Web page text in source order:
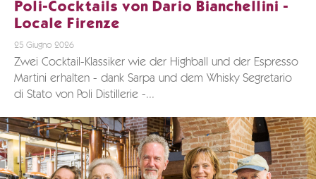
Poli-Cocktails von Dario Bianchellini -
Locale Firenze
25 Giugno 2026
Zwei Cocktail-Klassiker wie der Highball und der Espresso
Martini erhalten - dank Sarpa und dem Whisky Segretario
di Stato von Poli Distillerie -...